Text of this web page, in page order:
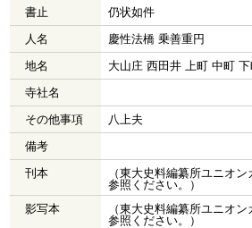
書止
仍状如件
人名
慶性法橋 乗善重円
地名
大山庄 西田井 上町 中町
寺社名
その他事項
八上夫
備考
刊本
（東大史料編纂所ユニオ
参照ください。）
影写本
（東大史料編纂所ユニオ
参照ください。）